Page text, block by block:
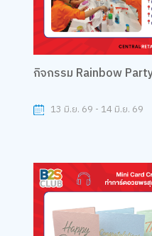
กิจกรรม Rainbow
13 มิ.ย. 69 - 14 มิ.ย. 69